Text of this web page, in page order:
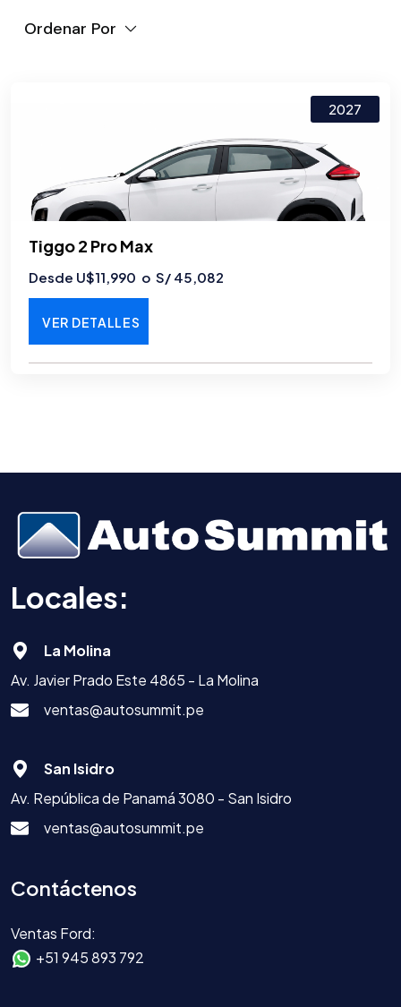
Ordenar Por
2027
Tiggo 2 Pro Max
Desde U$11,990 o S/ 45,082
VER DETALLES
Locales:
La Molina
Av. Javier Prado Este 4865 - La Molina
ventas@autosummit.pe
San Isidro
Av. República de Panamá 3080 - San Isidro
ventas@autosummit.pe
Contáctenos
Ventas Ford:
+51 945 893 792